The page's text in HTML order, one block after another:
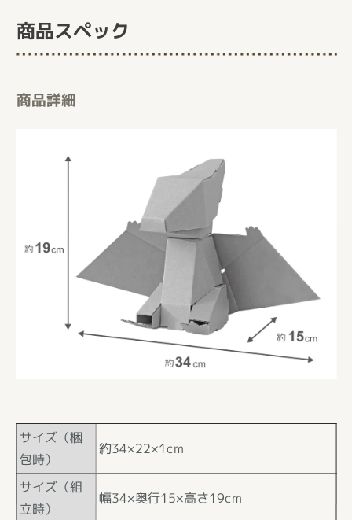
商品スペック
商品詳細
サイズ（梱
包時）
約34×22×1cm
サイズ（組
立時）
幅34×奥行15×高さ19cm